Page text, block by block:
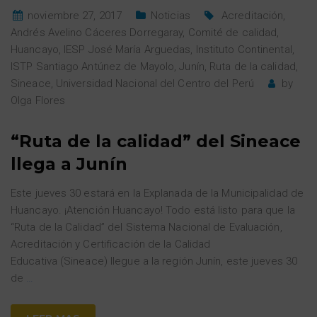
noviembre 27, 2017 Noticias Acreditación,
Andrés Avelino Cáceres Dorregaray, Comité de calidad,
Huancayo, IESP José María Arguedas, Instituto Continental,
ISTP Santiago Antúnez de Mayolo,Junín, Ruta de la calidad,
Sineace, Universidad Nacional del Centro del Perú
by
Olga Flores
“Ruta de la calidad” del Sineace
llega a Junín
Este jueves 30 estará en la Explanada de la Municipalidad de
Huancayo. ¡Atención Huancayo! Todo está listo para que la
“Ruta de la Calidad” del Sistema Nacional de Evaluación,
Acreditación y Certificación de la Calidad
Educativa (Sineace) llegue a la región Junín, este jueves 30
de